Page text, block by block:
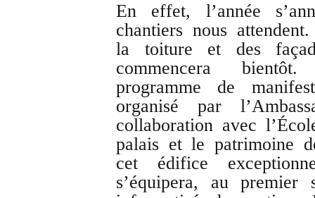
En effet, l’année
chantiers nous
la toiture et des
commencera
programme de
organisé par
collaboration avec
palais et le patrimoine
cet édifice
s’équipera, au premier